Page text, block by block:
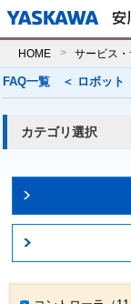
HOME サービス・
FAQ一覧 ＜ ロボット
カテゴリ選択